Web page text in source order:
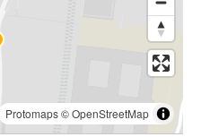
Protomaps©OpenStreetMap